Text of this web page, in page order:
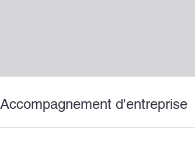
Accompagnement d'entreprise